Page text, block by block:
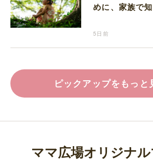
めに、家族で
5日前
ピックアップをもっと
ママ広場オリジナ